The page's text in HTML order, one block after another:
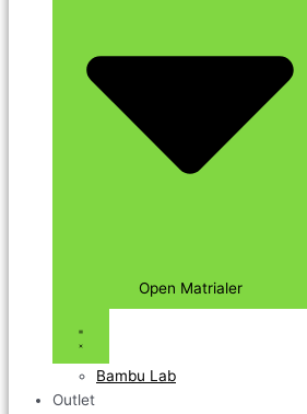
Open Matrialer
Bambu Lab
Outlet